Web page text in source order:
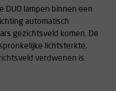
DUO lampen binnen een
automatisch
gezichtsveld komen. De
lichtsterkte,
verdwenen is.